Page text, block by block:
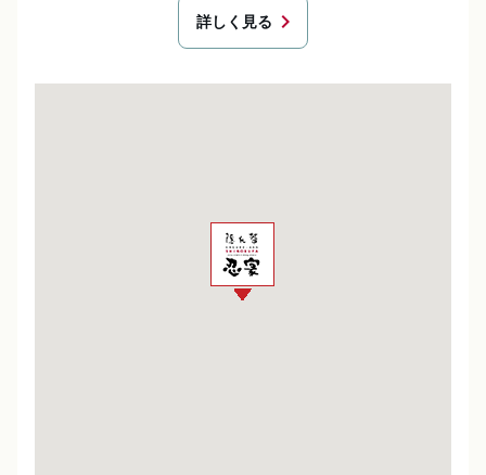
詳しく見る chevron_right